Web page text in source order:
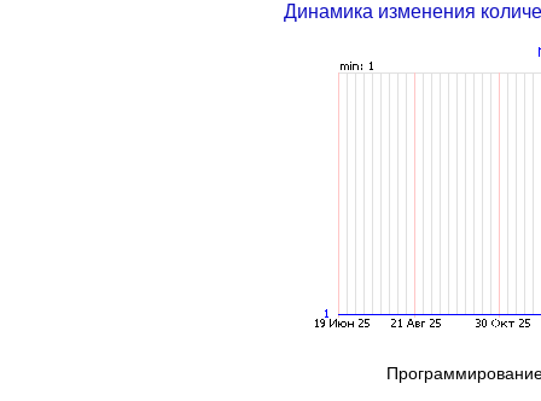
Динамика изменения